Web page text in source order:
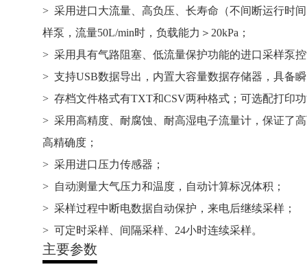
> 采用进口大流量、高负压、长寿命（不间断运行时
样泵，流量50L/min时，负载能力＞20kPa；
> 采用具有气路阻塞、低流量保护功能的进口采样泵
> 支持USB数据导出，内置大容量数据存储器，具备
> 存档文件格式有TXT和CSV两种格式；可选配打印
> 采用高精度、耐腐蚀、耐高湿电子流量计，保证了
高精确度；
> 采用进口压力传感器；
> 自动测量大气压力和温度，自动计算标况体积；
> 采样过程中断电数据自动保护，来电后继续采样；
> 可定时采样、间隔采样、24小时连续采样。
主要参数